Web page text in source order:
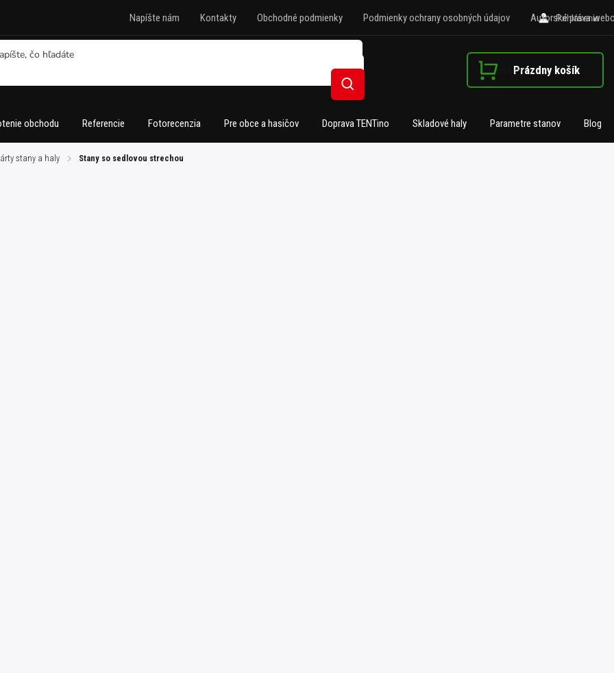
Napíšte nám Kontakty Obchodné podmienky Podmienky ochrany osobných údajov Autorské práva
Prihlásenie
Hľadať
Nákupný košíkPrázdny košík
obchodu Referencie Fotorecenzia Pre obce a hasičov Doprava TENTino Skladové haly Parametre stanov Blog
stany a haly / Stany so sedlovou strechou